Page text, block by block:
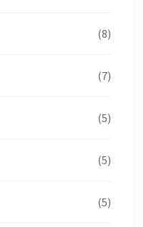
(8)
(7)
(5)
(5)
(5)